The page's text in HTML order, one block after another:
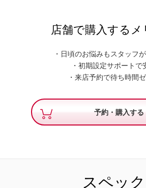
店舗で購入するメ
・日頃のお悩みもスタッフ
・初期設定サポートで
・来店予約で待ち時間ゼ
予約・購入する
スペック